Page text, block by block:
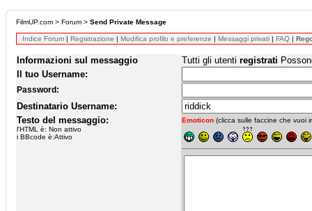
FilmUP.com > Forum > Send Private Message
Indice Forum | Registrazione | Modifica profilo e preferenze | Messaggi privati | FAQ |
Informazioni sul messaggio Tutti gli utenti registrati
Il tuo Username:
Password:
Destinatario Username:
Testo del messaggio:
l'HTML è: Non attivo
i BBcode è:Attivo
Emoticon (clicca sulle faccine che vuoi